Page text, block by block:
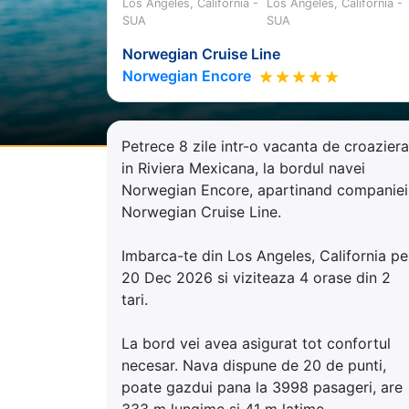
Los Angeles, California -
SUA
Los Angeles, California -
SUA
Norwegian Cruise Line
Norwegian Encore
Petrece 8 zile intr-o vacanta de croaziera
in Riviera Mexicana, la bordul navei
Norwegian Encore, apartinand companiei
Norwegian Cruise Line.
Imbarca-te din Los Angeles, California pe
20 Dec 2026 si viziteaza 4 orase din 2
tari.
La bord vei avea asigurat tot confortul
necesar. Nava dispune de 20 de punti,
poate gazdui pana la 3998 pasageri, are